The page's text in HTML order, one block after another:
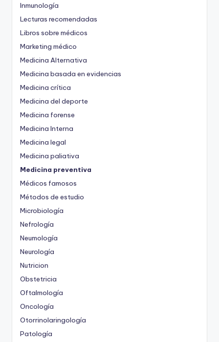
Inmunología
Lecturas recomendadas
Libros sobre médicos
Marketing médico
Medicina Alternativa
Medicina basada en evidencias
Medicina crítica
Medicina del deporte
Medicina forense
Medicina Interna
Medicina legal
Medicina paliativa
Medicina preventiva
Médicos famosos
Métodos de estudio
Microbiología
Nefrología
Neumología
Neurología
Nutricion
Obstetricia
Oftalmología
Oncología
Otorrinolaringología
Patología